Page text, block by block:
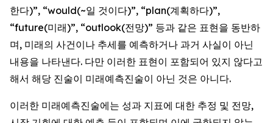
한다)”, “would(~일 것이다)”, “plan(계획하다)”,
“future(미래)”, “outlook(전망)” 등과 같은 표현을 동반하
며, 미래의 사건이나 추세를 예측하거나 과거 사실이 아닌
내용을 나타낸다. 다만 이러한 표현이 포함되어 있지 않다고
해서 해당 진술이 미래예측진술이 아닌 것은 아니다.
이러한 미래예측진술에는 성과 지표에 대한 추정 및 전망,